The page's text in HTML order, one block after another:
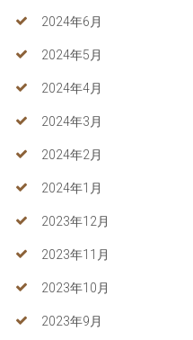
2024年6月
2024年5月
2024年4月
2024年3月
2024年2月
2024年1月
2023年12月
2023年11月
2023年10月
2023年9月